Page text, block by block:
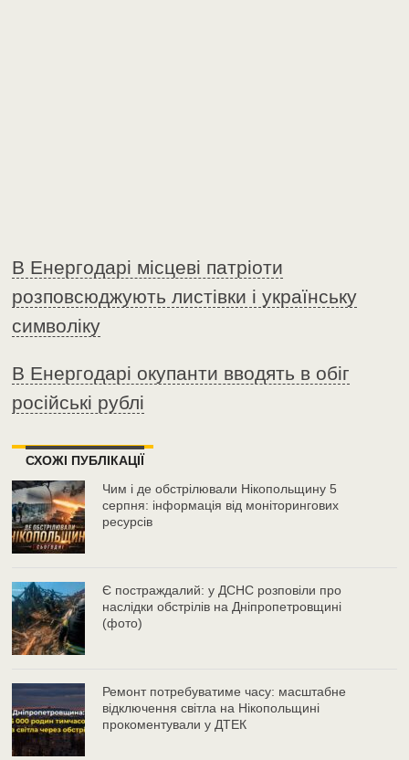
В Енергодарі місцеві патріоти
розповсюджують листівки і українську
символіку
В Енергодарі окупанти вводять в обіг
російські рублі
СХОЖІ ПУБЛІКАЦІЇ
Чим і де обстрілювали Нікопольщину 5
серпня: інформація від моніторингових
ресурсів
Є постраждалий: у ДСНС розповіли про
наслідки обстрілів на Дніпропетровщині
(фото)
Ремонт потребуватиме часу: масштабне
відключення світла на Нікопольщині
прокоментували у ДТЕК